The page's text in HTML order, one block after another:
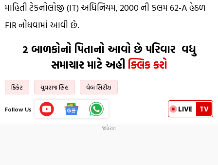
માહિતી ટેકનોલોજી (IT) અધિનિયમ, 2000 ની કલમ 62-A હેઠળ
FIR નોંધવામાં આવી છે.
2 બાળકોનો પિતાનો આવો છે પરિવાર વધુ
સમાચાર માટે અહી ક્લિક કરો
ક્રિકેટ યુવરાજ સિંહ વેબ સિરીઝ
Follow Us LIVE TV